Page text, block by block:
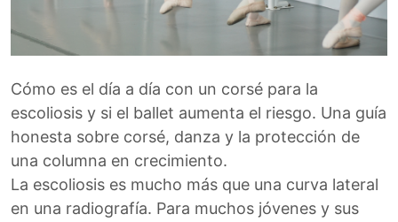
Cómo es el día a día con un corsé para la
escoliosis y si el ballet aumenta el riesgo. Una guía
honesta sobre corsé, danza y la protección de
una columna en crecimiento.
La escoliosis es mucho más que una curva lateral
en una radiografía. Para muchos jóvenes y sus